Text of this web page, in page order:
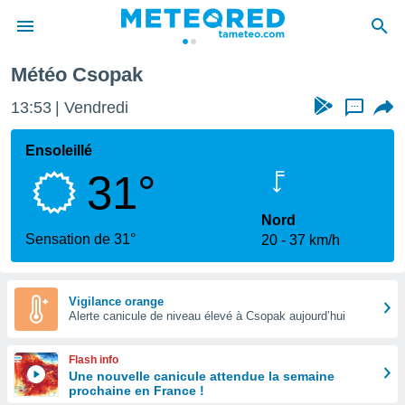
de
Météo Csopak
13:53 Vendredi ...
Ensoleillé
31°
Sensation de 31°
Nord
20
37 km/h
Vigilance orange
Alerte canicule de niveau élevé à Csopak aujourd’hui
Flash info
Une nouvelle canicule attendue la semaine
prochaine en France !